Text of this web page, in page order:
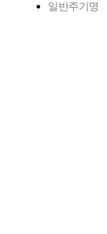
일반주기명